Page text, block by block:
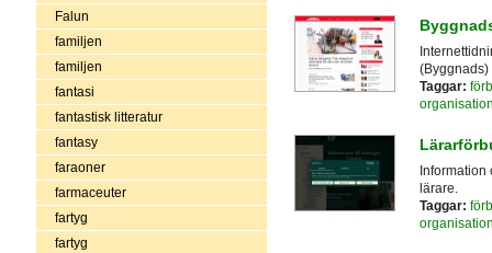
Falun
familjen
familjen
fantasi
fantastisk litteratur
fantasy
faraoner
farmaceuter
fartyg
fartyg
(Byggnads)
Taggar:
Information
lärare.
Taggar: